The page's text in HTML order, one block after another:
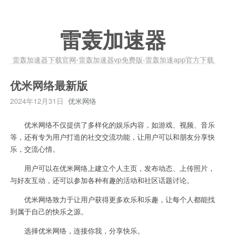
雷轰加速器
雷轰加速器下载官网-雷轰加速器vp免费版-雷轰加速app官方下载
优米网络最新版
2024年12月31日 优米网络
优米网络不仅提供了多样化的娱乐内容，如游戏、视频、音乐
等，还有专为用户打造的社交交流功能，让用户可以和朋友分享快
乐，交流心情。
用户可以在优米网络上建立个人主页，发布动态、上传照片，
与好友互动，还可以参加各种有趣的活动和社区话题讨论。
优米网络致力于让用户获得更多欢乐和乐趣，让每个人都能找
到属于自己的快乐之源。
选择优米网络，连接你我，分享快乐。